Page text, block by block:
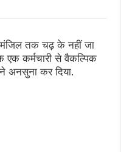
मंजिल तक चढ़ के नहीं जा
कर्मचारी से वैकल्पिक
अनसुना कर दिया.